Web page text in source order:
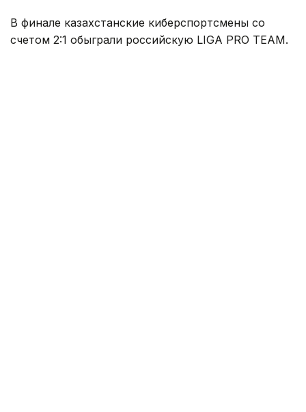
В финале казахстанские киберспортсмены со
счетом 2:1 обыграли российскую LIGA PRO TEAM.